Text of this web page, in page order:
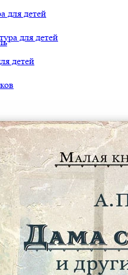
для детей
для детей
детей